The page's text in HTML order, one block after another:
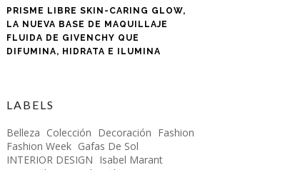
PRISME LIBRE SKIN-CARING GLOW,
LA NUEVA BASE DE MAQUILLAJE
FLUIDA DE GIVENCHY QUE
DIFUMINA, HIDRATA E ILUMINA
LABELS
Belleza Colección Decoración Fashion
Fashion Week Gafas De Sol
INTERIOR DESIGN Isabel Marant